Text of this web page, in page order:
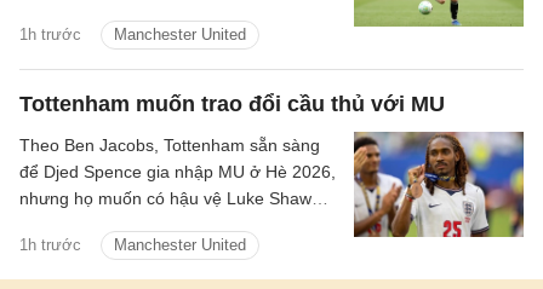
1h trước Manchester United
Tottenham muốn trao đổi cầu thủ với MU
1h trước Manchester United
Theo Ben Jacobs, Tottenham sẵn sàng
để Djed Spence gia nhập MU ở Hè 2026,
nhưng họ muốn có hậu vệ Luke Shaw